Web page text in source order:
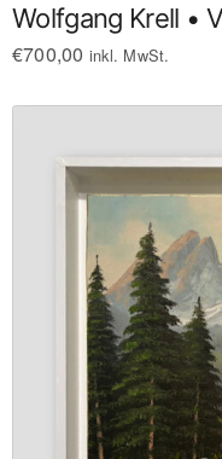
Wolfgang Krell •
€700,00 inkl. MwSt.